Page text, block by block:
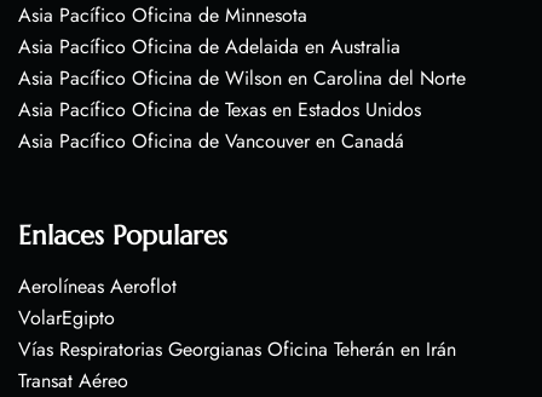
Asia Pacífico Oficina de Minnesota
Asia Pacífico Oficina de Adelaida en Australia
Asia Pacífico Oficina de Wilson en Carolina del Norte
Asia Pacífico Oficina de Texas en Estados Unidos
Asia Pacífico Oficina de Vancouver en Canadá
Enlaces Populares
Aerolíneas Aeroflot
VolarEgipto
Vías Respiratorias Georgianas Oficina Teherán en Irán
Transat Aéreo